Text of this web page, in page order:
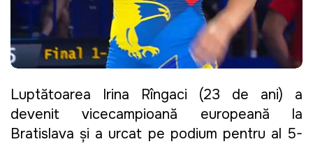
Luptătoarea Irina Rîngaci (23 de ani) a
devenit vicecampioană europeană la
Bratislava și a urcat pe podium pentru al 5-